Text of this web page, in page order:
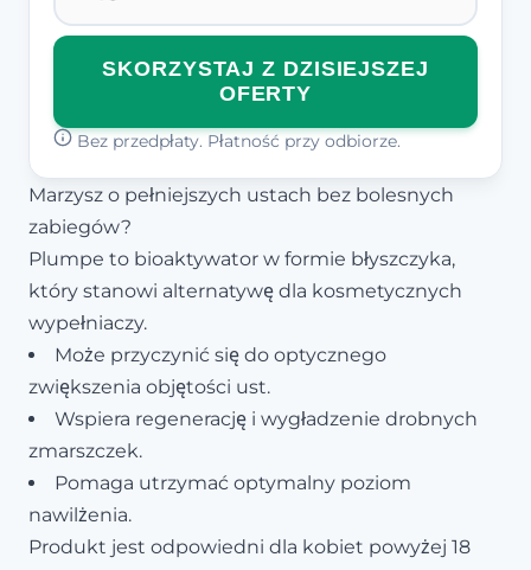
SKORZYSTAJ Z DZISIEJSZEJ
OFERTY
Bez przedpłaty. Płatność przy odbiorze.
Marzysz o pełniejszych ustach bez bolesnych
zabiegów?
Plumpe to bioaktywator w formie błyszczyka,
który stanowi alternatywę dla kosmetycznych
wypełniaczy.
Może przyczynić się do optycznego
zwiększenia objętości ust.
Wspiera regenerację i wygładzenie drobnych
zmarszczek.
Pomaga utrzymać optymalny poziom
nawilżenia.
Produkt jest odpowiedni dla kobiet powyżej 18